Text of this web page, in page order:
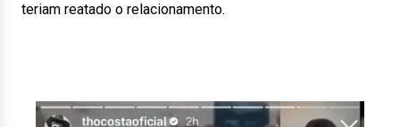
teriam reatado o relacionamento.